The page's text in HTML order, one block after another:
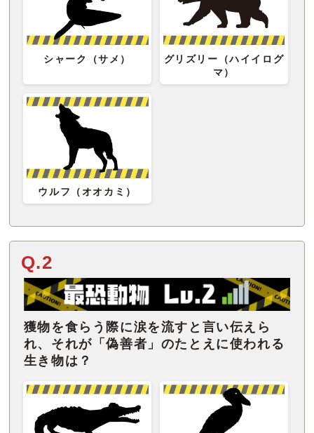
シャーク（サメ）
グリズリー（ハイイログ
マ）
ウルフ（オオカミ）
Q.2
獲物を食らう際に涙を流すと言い伝えら
れ、それが「偽善者」のたとえに使われる
生き物は？